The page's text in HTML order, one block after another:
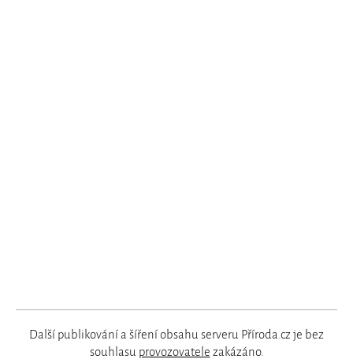
Další publikování a šíření obsahu serveru Příroda.cz je bez
souhlasu provozovatele zakázáno.